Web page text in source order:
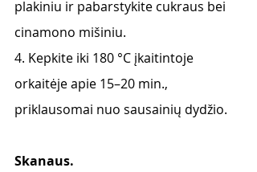
plakiniu ir pabarstykite cukraus bei
cinamono mišiniu.
4. Kepkite iki 180 °C įkaitintoje
orkaitėje apie 15–20 min.,
priklausomai nuo sausainių dydžio.
Skanaus.